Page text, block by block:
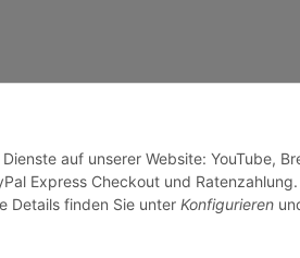
auf unserer Website: YouTube,
Express Checkout und
Details finden Sie unter Konfigurieren